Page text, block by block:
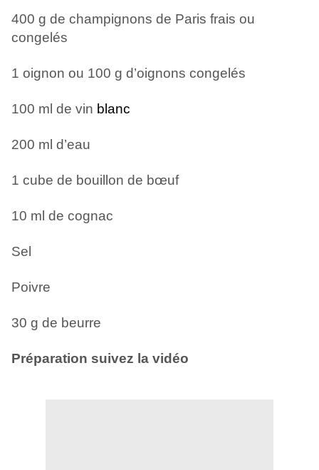
400 g de champignons de Paris frais ou
congelés
1 oignon ou 100 g d’oignons congelés
100 ml de vin blanc
200 ml d’eau
1 cube de bouillon de bœuf
10 ml de cognac
Sel
Poivre
30 g de beurre
Préparation suivez la vidéo